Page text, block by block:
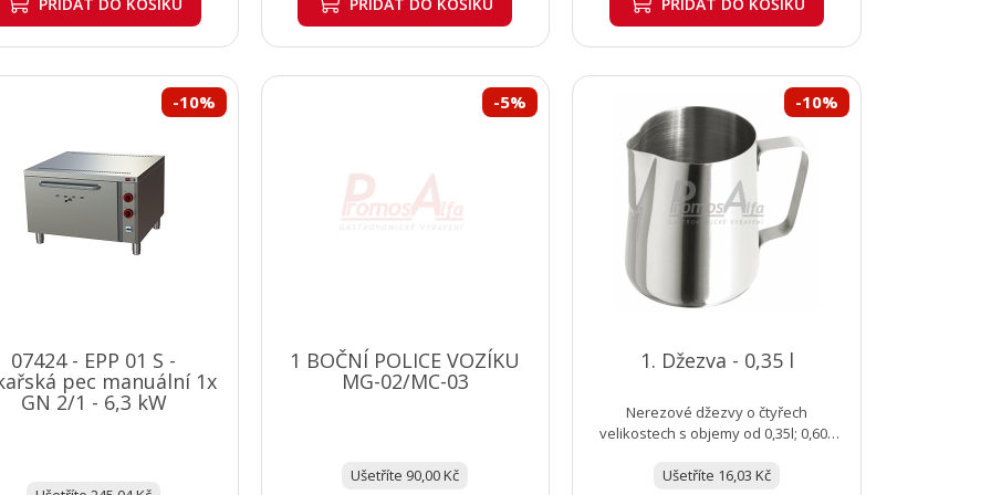
07424 - EPP 01 S -
pec manuální 1x
GN 2/1 - 6,3 kW
-10%
1 BOČNÍ POLICE VOZÍKU
MG-02/MC-03
Ušetříte 90,00 Kč
-5%
1. Džezva - 0,35 l
Nerezové džezvy o čtyřech
velikostech s objemy od 0,35l; 0,60l;
Ušetříte 16,03 Kč
-10%